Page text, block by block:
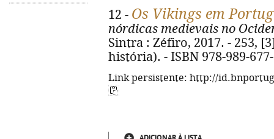
12 - Os Vikings em
nórdicas medievais no
Sintra : Zéfiro, 2017. - 253,
história). - ISBN 978-989-
Link persistente: http://